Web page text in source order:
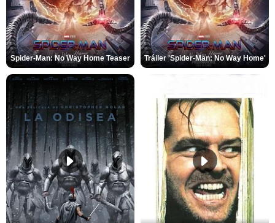
Spider-Man: No Way Home Teaser Tráiler 'Spider-Man: No Way Home'